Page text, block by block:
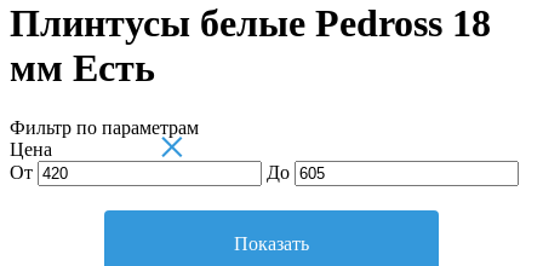
Плинтусы белые Pedross 18
мм Есть
Фильтр по параметрам
×
Цена
От
До
Показать